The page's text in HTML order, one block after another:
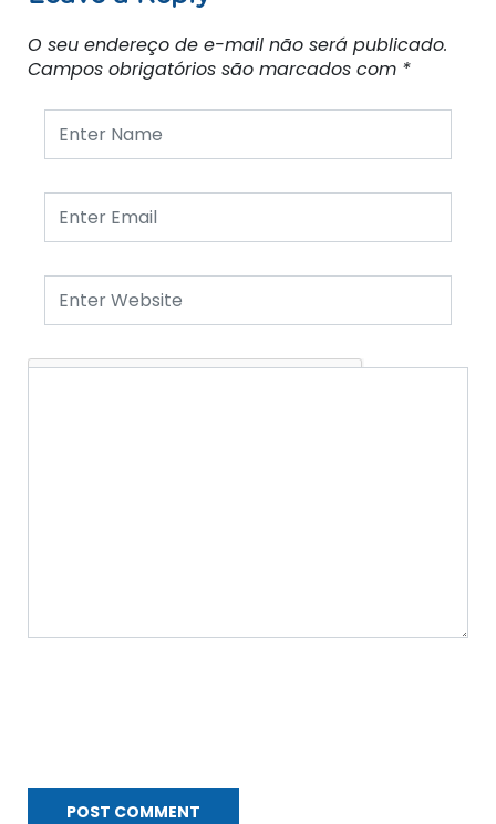
O seu endereço de e-mail não será publicado.
Campos obrigatórios são marcados com *